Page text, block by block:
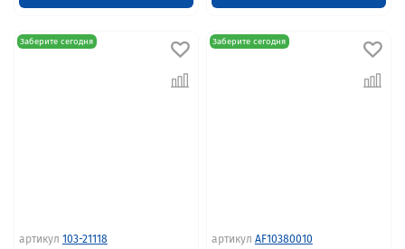
Заберите сегодня
артикул 103-21118
Заберите сегодня
артикул AF10380010